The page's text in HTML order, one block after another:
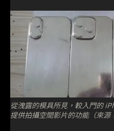
從洩露的模具所見，較入門的
提供拍攝空間影片的功能（來源